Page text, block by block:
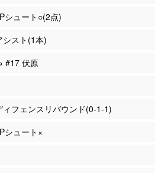
シュート○(2点)
スト(1本)
#17 伏原
ィフェンスリバウンド(0-1-1)
シュート×